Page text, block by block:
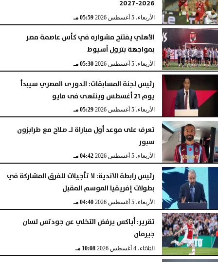
2026-2027
الأربعاء، 5 أغسطس 2026 05:59 مـ
الأهلي يفتتح مشواره في كأس عاصمة مصر
بمواجهة بترول أسيوط
الأربعاء، 5 أغسطس 2026 05:30 مـ
رئيس لجنة المسابقات: الدورى المصري سيبدأ
يوم 21 أغسطس وينتهى فى مايو
الأربعاء، 5 أغسطس 2026 05:29 مـ
تعرف على موعد أول مباراة لـ صلاح مع طرابزون
سبور
الأربعاء، 5 أغسطس 2026 04:42 مـ
رئيس رابطة الأندية: لا تأجيلات للفرق المشاركة في
بطولات إفريقيا الموسم المقبل
الأربعاء، 5 أغسطس 2026 04:40 مـ
تقرير: أياكس يرفض التخلي عن جودتس لسان
جيرمان
الثلاثاء، 4 أغسطس 2026 10:08 مـ